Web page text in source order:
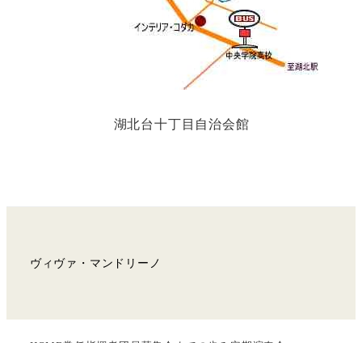
湖北台十丁目自治会館
ヴィヴァ・マンドリーノ